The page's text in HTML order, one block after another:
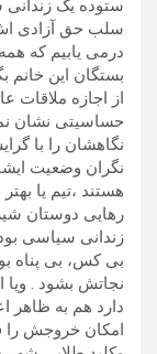
ستوده یک
سلب حق آزادی اش
درمی یابیم که
بستگان این خانم
از اجازه ملاقات
حساسیتی نشان
نگاهشان را با
نگران وضعیت
هستند ،تیم یا
رهایی دوستان
زندانی سیاسی
بی کس، بی پناه
نجاتش بشود .
دارد هم به ظاهر
امکان خروجش را